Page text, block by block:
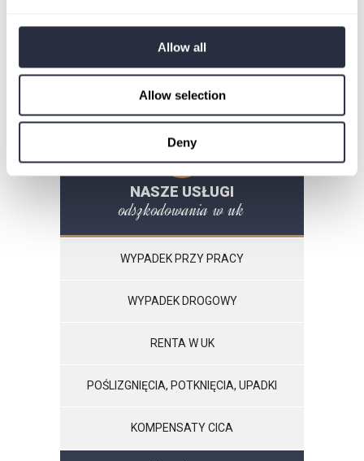
Allow all
Allow selection
Deny
reCaptcha v3
NASZE USŁUGI
odszkodowania w uk
WYPADEK PRZY PRACY
WYPADEK DROGOWY
RENTA W UK
POŚLIZGNIĘCIA, POTKNIĘCIA, UPADKI
KOMPENSATY CICA